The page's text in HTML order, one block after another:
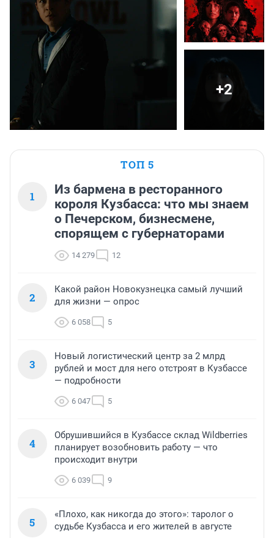
+2
ТОП 5
1
Из бармена в ресторанного
короля Кузбасса: что мы знаем
о Печерском, бизнесмене,
спорящем с губернаторами
14 279 12
2
Какой район Новокузнецка самый лучший
для жизни — опрос
6 058 5
3
Новый логистический центр за 2 млрд
рублей и мост для него отстроят в Кузбассе
— подробности
6 047 5
4
Обрушившийся в Кузбассе склад Wildberries
планирует возобновить работу — что
происходит внутри
6 039 9
5
«Плохо, как никогда до этого»: таролог о
судьбе Кузбасса и его жителей в августе